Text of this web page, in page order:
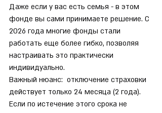
Даже если у вас есть семья - в этом
фонде вы сами принимаете решение. С
2026 года многие фонды стали
работать еще более гибко, позволяя
настраивать это практически
индивидуально.
Важный нюанс:  отключение страховки
действует только 24 месяца (2 года).
Если по истечение этого срока не